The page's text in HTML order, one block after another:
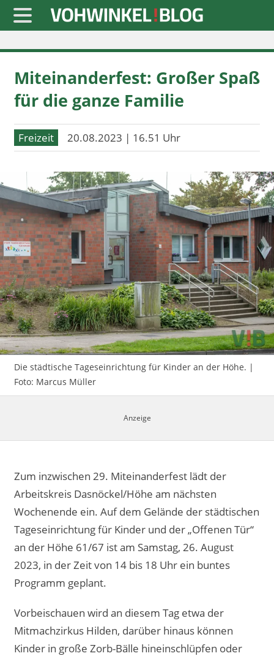
Startseite
» Blaulicht
» Freizeit
» Notizen
» Politik
» Sport
» Wirtschaft
Werbung
Datenschutz
Impressum
Miteinanderfest: Großer Spaß
für die ganze Familie
Freizeit 20.08.2023 | 16.51 Uhr
Die städtische Tageseinrichtung für Kinder an der Höhe. |
Foto: Marcus Müller
Zum inzwischen 29. Miteinanderfest lädt der
Arbeitskreis Dasnöckel/Höhe am nächsten
Wochenende ein. Auf dem Gelände der städtischen
Tageseinrichtung für Kinder und der „Offenen Tür“
an der Höhe 61/67 ist am Samstag, 26. August
2023, in der Zeit von 14 bis 18 Uhr ein buntes
Programm geplant.
Vorbeischauen wird an diesem Tag etwa der
Mitmachzirkus Hilden, darüber hinaus können
Kinder in große Zorb-Bälle hineinschlüpfen oder